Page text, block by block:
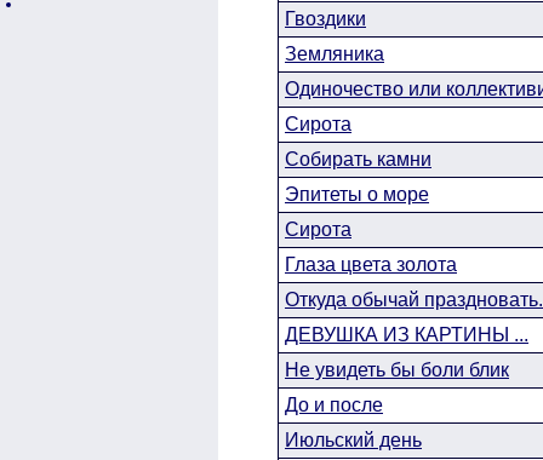
Гвоздики
Земляника
Одиночество или
Сирота
Собирать камни
Эпитеты о море
Сирота
Глаза цвета золота
Откуда обычай
ДЕВУШКА ИЗ КАРТИНЫ ...
Не увидеть бы боли блик
До и после
Июльский день